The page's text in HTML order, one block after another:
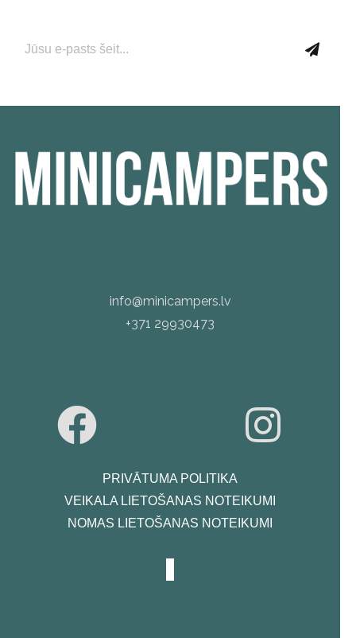
info@minicampers.lv
+371 29930473
PRIVĀTUMA POLITIKA
VEIKALA LIETOŠANAS NOTEIKUMI
NOMAS LIETOŠANAS NOTEIKUMI